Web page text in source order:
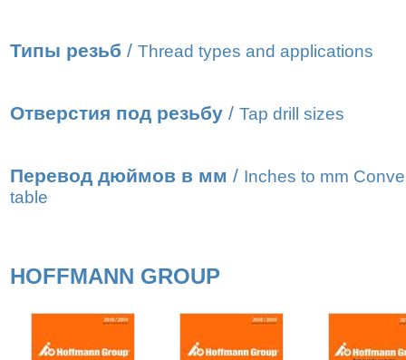
Типы резьб / Thread types and applications
Отверстия под резьбу / Tap drill sizes
Перевод дюймов в мм / Inches to mm
table
HOFFMANN GROUP